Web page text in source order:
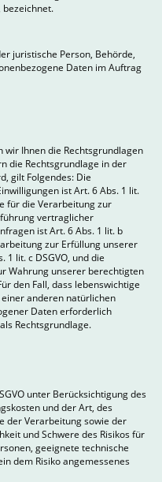
bezeichnet.
juristische Person, Behörde,
Daten im Auftrag
wir Ihnen die Rechtsgrundlagen
die Rechtsgrundlage in der
gilt Folgendes: Die
ist Art. 6 Abs. 1 lit.
für die Verarbeitung zur
vertraglicher
ist Art. 6 Abs. 1 lit. b
zur Erfüllung unserer
1 lit. c DSGVO, und die
Wahrung unserer berechtigten
den Fall, dass lebenswichtige
anderen natürlichen
Daten erforderlich
Rechtsgrundlage.
unter Berücksichtigung des
und der Art, des
der Verarbeitung sowie der
und Schwere des Risikos für
geeignete technische
dem Risiko angemessenes